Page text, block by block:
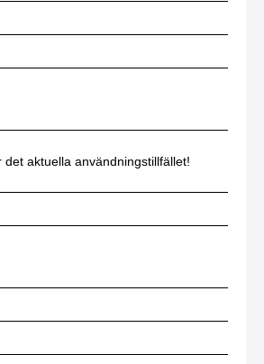
aktuella användningstillfället!